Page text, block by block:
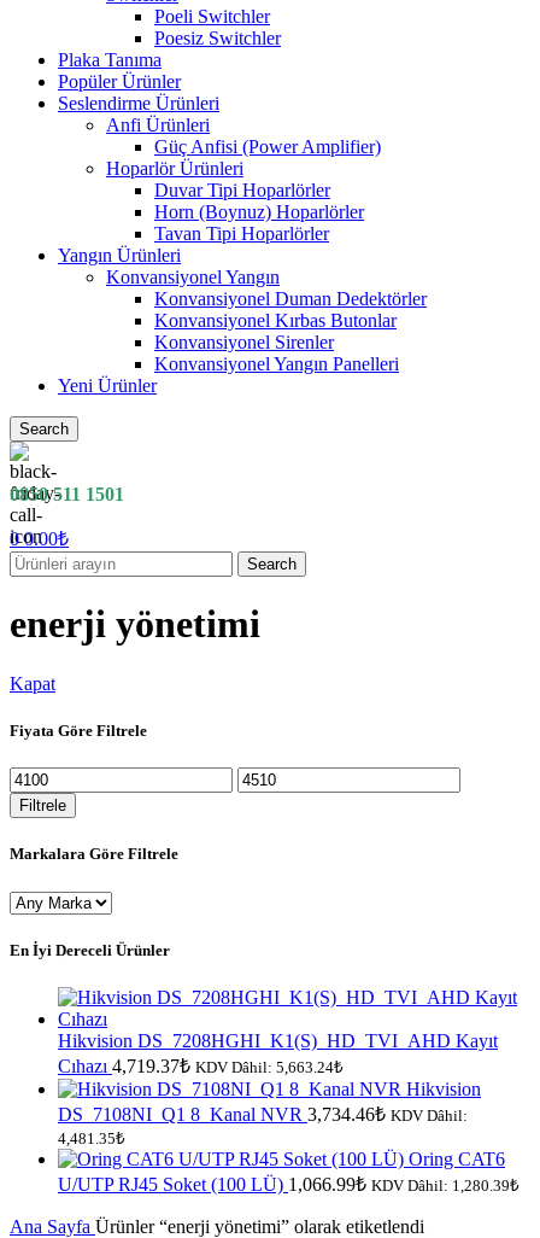
Poeli Switchler
Poesiz Switchler
Plaka Tanıma
Popüler Ürünler
Seslendirme Ürünleri
Anfi Ürünleri
Güç Anfisi (Power Amplifier)
Hoparlör Ürünleri
Duvar Tipi Hoparlörler
Horn (Boynuz) Hoparlörler
Tavan Tipi Hoparlörler
Yangın Ürünleri
Konvansiyonel Yangın
Konvansiyonel Duman Dedektörler
Konvansiyonel Kırbas Butonlar
Konvansiyonel Sirenler
Konvansiyonel Yangın Panelleri
Yeni Ürünler
Search
0850 511 1501
00.00₺
Search
enerji yönetimi
Kapat
Fiyata Göre Filtrele
En
düşük
fiyat
En
yüksek
Filtrele
Markalara Göre Filtrele
En İyi Dereceli Ürünler
Hikvision DS_7208HGHI_K1(S)_HD_TVI_AHD Kayıt
Cıhazı 4,719.37₺ KDV Dâhil: 5,663.24₺
Hikvision
DS_7108NI_Q1 8_Kanal NVR 3,734.46₺ KDV Dâhil:
4,481.35₺
Oring CAT6
U/UTP RJ45 Soket (100 LÜ) 1,066.99₺ KDV Dâhil: 1,280.39₺
Ana Sayfa Ürünler “enerji yönetimi” olarak etiketlendi